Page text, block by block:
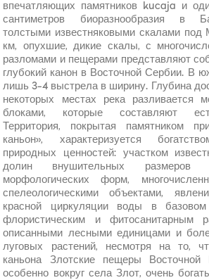
впечатляющих памятников kucaja и
сантиметров биоразнообразия в
толстыми известняковыми скалами под
км, опухшие, дикие скалы, с
разломами и пещерами представляют
глубокий канон в Восточной Сербии. В
лишь 3-4 выстрела в ширину. Глубина
некоторых местах река разливается
блоками, которые составляют
Территория, покрытая памятником
каньон», характеризуется
природных ценностей: участком
долин внушительных размеров
морфологических форм,
спелеологическими объектами,
красной циркуляции воды в
флористическим и фитосанитарным
описанными лесными единицами и
луговых растений, несмотря на то,
каньона Злотские пещеры Восточной
особенно вокруг села Злот, очень